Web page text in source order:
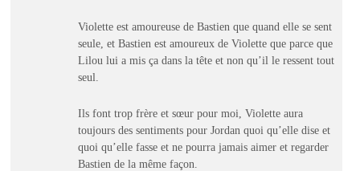
Violette est amoureuse de Bastien que quand elle se sent
seule, et Bastien est amoureux de Violette que parce que
Lilou lui a mis ça dans la tête et non qu’il le ressent tout
seul.
Ils font trop frère et sœur pour moi, Violette aura
toujours des sentiments pour Jordan quoi qu’elle dise et
quoi qu’elle fasse et ne pourra jamais aimer et regarder
Bastien de la même façon.